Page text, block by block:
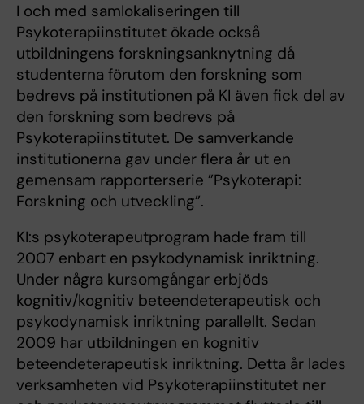
I och med samlokaliseringen till
Psykoterapiinstitutet ökade också
utbildningens forskningsanknytning då
studenterna förutom den forskning som
bedrevs på institutionen på KI även fick del av
den forskning som bedrevs på
Psykoterapiinstitutet. De samverkande
institutionerna gav under flera år ut en
gemensam rapporterserie ”Psykoterapi:
Forskning och utveckling”.
KI:s psykoterapeutprogram hade fram till
2007 enbart en psykodynamisk inriktning.
Under några kursomgångar erbjöds
kognitiv/kognitiv beteendeterapeutisk och
psykodynamisk inriktning parallellt. Sedan
2009 har utbildningen en kognitiv
beteendeterapeutisk inriktning. Detta år lades
verksamheten vid Psykoterapiinstitutet ner